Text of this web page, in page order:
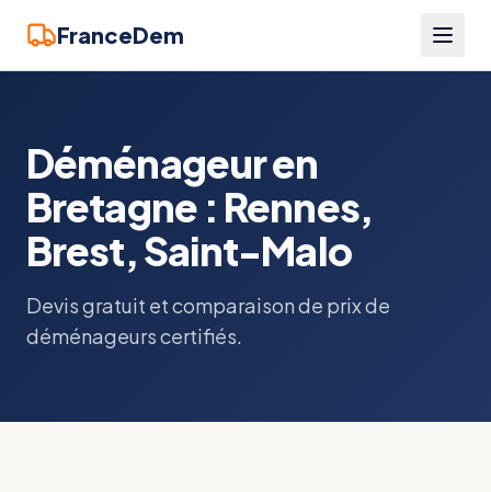
FranceDem
Déménageur en
Bretagne : Rennes,
Brest, Saint-Malo
Devis gratuit et comparaison de prix de
déménageurs certifiés.